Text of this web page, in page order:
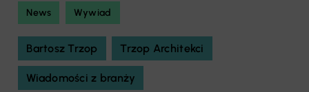
News Wywiad
Bartosz Trzop Trzop Architekci
Wiadomości z branży